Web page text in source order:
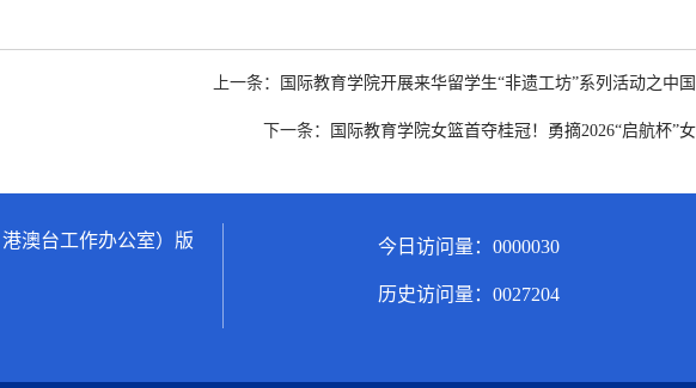
上一条： 国际教育学院开展来华留学生“非遗工坊”系列活动之中
下一条： 国际教育学院女篮首夺桂冠！勇摘2026“启航杯”
澳台工作办公室）版
今日访问量： 0000030
历史访问量： 0027204